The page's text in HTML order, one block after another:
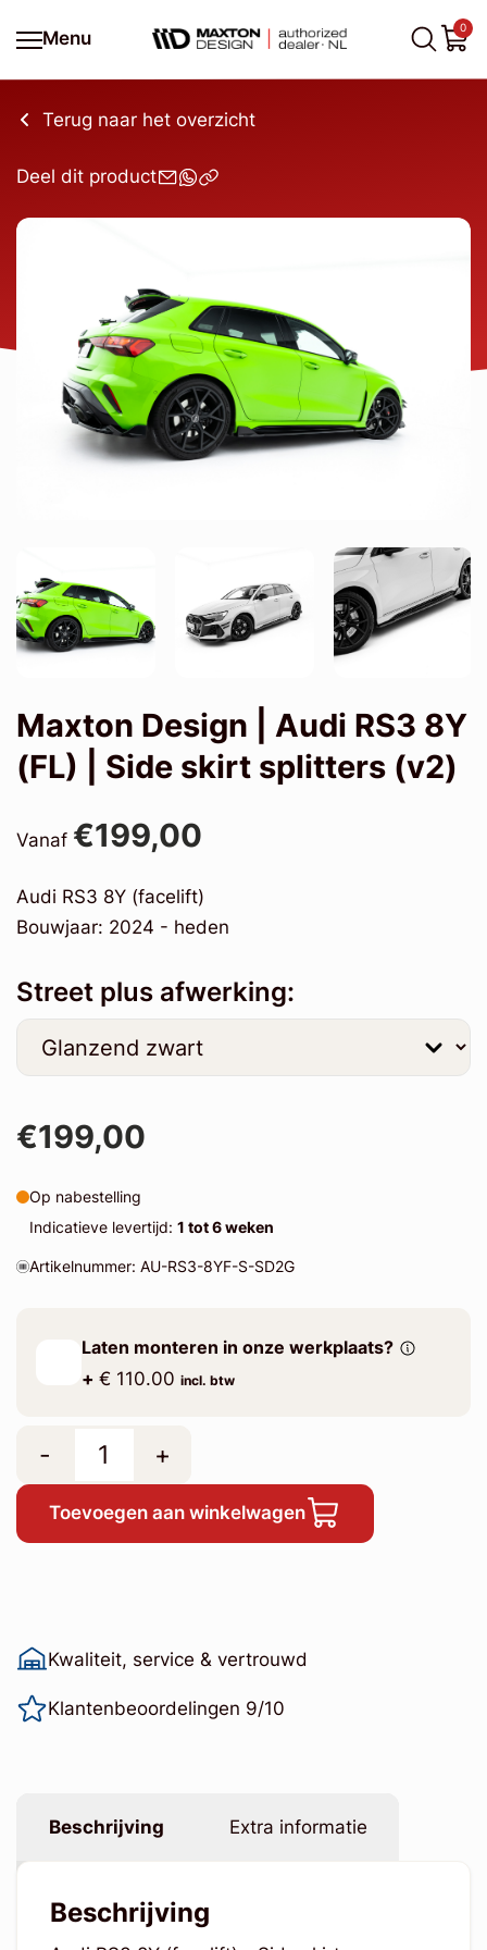
Menu
0
Terug naar het overzicht
Deel dit product
Maxton Design | Audi RS3 8Y
(FL) | Side skirt splitters (v2)
Vanaf €199,00
Audi RS3 8Y (facelift)
Bouwjaar: 2024 - heden
Street plus afwerking:
€199,00
Op nabestelling
Indicatieve levertijd: 1 tot 6 weken
Artikelnummer: AU-RS3-8YF-S-SD2G
Laten monteren in onze werkplaats?
+ € 110.00 incl. btw
- +
Toevoegen aan winkelwagen
Kwaliteit, service & vertrouwd
Klantenbeoordelingen 9/10
Beschrijving Extra informatie
Beschrijving